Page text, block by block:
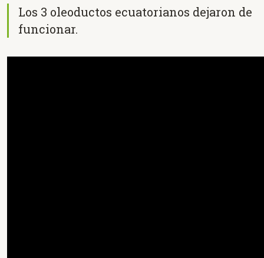
Los 3 oleoductos ecuatorianos dejaron de
funcionar.